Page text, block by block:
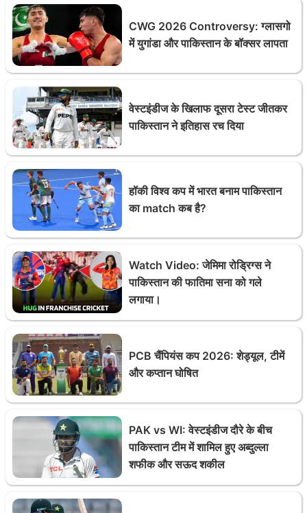
CWG 2026 Controversy: ग्लासगो
में युगांडा और पाकिस्तान के बॉक्सर लापता
वेस्टइंडीज के खिलाफ दूसरा टेस्ट जीतकर
पाकिस्तान ने इतिहास रच दिया
हॉकी विश्व कप में भारत बनाम पाकिस्तान
का match कब है?
Watch Video: जेमिमा रोड्रिग्स ने
पाकिस्तान की फातिमा सना को गले
लगाया।
PCB चैंपियंस कप 2026: शेड्यूल, टीमें
और कप्तान घोषित
PAK vs WI: वेस्टइंडीज दौरे के बीच
पाकिस्तान टीम में शामिल हुए अब्दुल्ला
शफीक और सऊद शकील